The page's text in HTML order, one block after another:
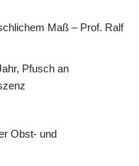
Maß – Prof. Ralf
Pfusch an
Obst- und